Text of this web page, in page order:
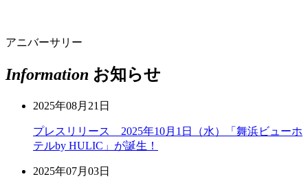
アニバーサリー
Information お知らせ
2025年08月21日
プレスリリース 2025年10月1日（水）「舞浜ビューホ
テルby HULIC」が誕生！
2025年07月03日